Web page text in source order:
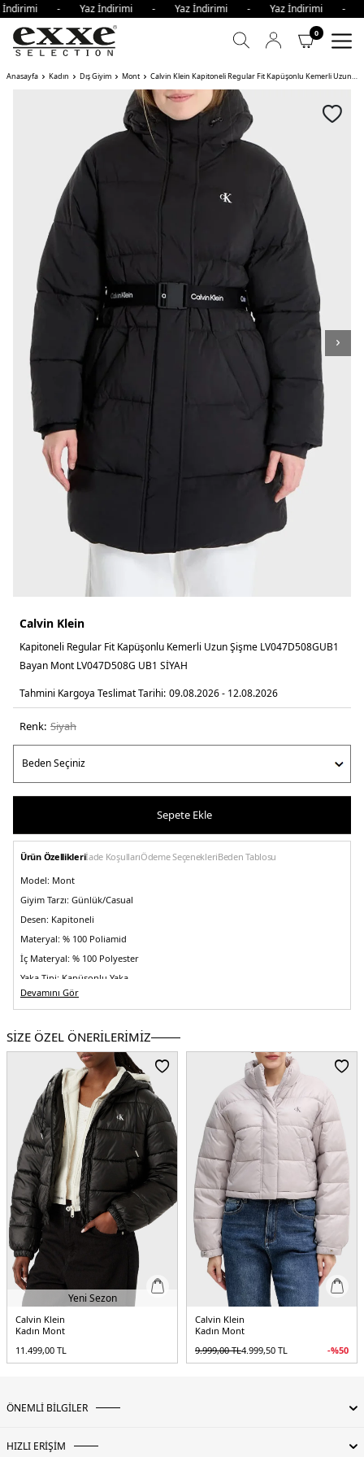
- Yaz İndirimi - Yaz İndirimi - Yaz
0
Anasayfa Kadın Dış Giyim Mont Calvin Klein Kapitoneli Regular Fit Kapüşonlu Kemerli Uzun Şişme Bayan Mont
Calvin Klein
Kapitoneli Regular Fit Kapüşonlu Kemerli Uzun Şişme LV047D508GUB1
Bayan Mont LV047D508G UB1 SİYAH
Tahmini Kargoya Teslimat Tarihi: 09.08.2026 - 12.08.2026
Renk: si̇yah
Sepete Ekle
Ürün Özellikleriİade KoşullarıÖdeme SeçenekleriBeden Tablosu
Model: Mont
Giyim Tarzı: Günlük/Casual
Desen: Kapitoneli
Materyal: % 100 Poliamid
İç Materyal: % 100 Polyester
Yaka Tipi: Kapüşonlu Yaka
Kapama Şekli:
Cep:Cepli
Astar Durumu:Astarlı
Uzun
Kalıp Bilgisi: Regular Fit
Menşei:Vietnam
5DE2LV047D508GUB1.07
Devamını Gör
SİZE ÖZEL ÖNERİLERİMİZ
Yeni Sezon
Calvin Klein
Kadın Mont
11.499,00 TL
Calvin Klein
Kadın Mont
9.999,00TL4.999,50 TL -%50
ÖNEMLİ BİLGİLER
HIZLI ERİŞİM